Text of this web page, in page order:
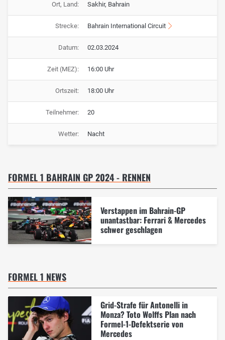
Ort, Land: Sakhir, Bahrain
Strecke: Bahrain International Circuit
Datum: 02.03.2024
Zeit (MEZ): 16:00 Uhr
Ortszeit: 18:00 Uhr
Teilnehmer: 20
Wetter: Nacht
FORMEL 1 BAHRAIN GP 2024 - RENNEN
Verstappen im Bahrain-GP
unantastbar: Ferrari & Mercedes
schwer geschlagen
FORMEL 1 NEWS
Grid-Strafe für Antonelli in
Monza? Toto Wolffs Plan nach
Formel-1-Defektserie von
Mercedes